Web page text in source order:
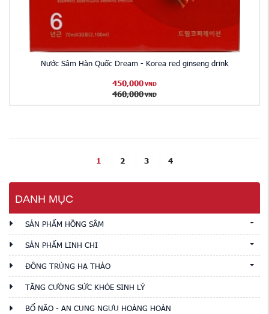
Nước Sâm Hàn Quốc Dream - Korea red ginseng drink
450,000 VND
460,000 VND
1 2 3 4
DANH MỤC
SẢN PHẨM HỒNG SÂM
SẢN PHẨM LINH CHI
ĐÔNG TRÙNG HẠ THẢO
TĂNG CƯỜNG SỨC KHỎE SINH LÝ
BỔ NÃO - AN CUNG NGƯU HOÀNG HOÀN